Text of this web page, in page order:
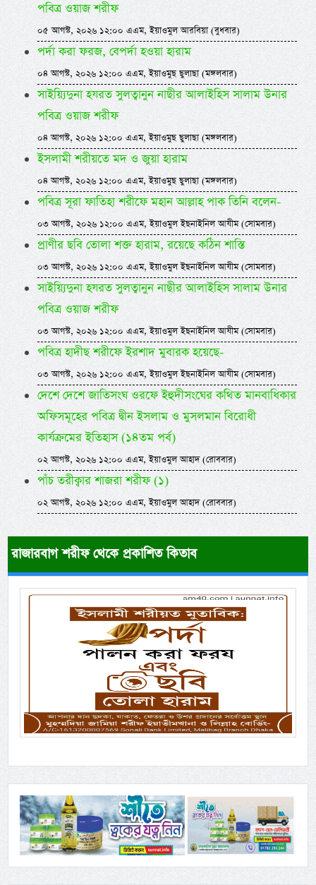
পবিত্র ওয়াজ শরীফ
০৫ আগস্ট, ২০২৬ ১২:০০ এএম, ইয়াওমুল আরবিয়া (বুধবার)
পর্দা করা ফরজ, বেপর্দা হওয়া হারাম
০৪ আগস্ট, ২০২৬ ১২:০০ এএম, ইয়াওমুছ ছুলাছা (মঙ্গলবার)
সাইয়্যিদুনা হযরত সুলত্বানুন নাছীর আলাইহিস সালাম উনার
পবিত্র ওয়াজ শরীফ
০৪ আগস্ট, ২০২৬ ১২:০০ এএম, ইয়াওমুছ ছুলাছা (মঙ্গলবার)
ইসলামী শরীয়তে মদ ও জুয়া হারাম
০৪ আগস্ট, ২০২৬ ১২:০০ এএম, ইয়াওমুছ ছুলাছা (মঙ্গলবার)
পবিত্র সূরা ফাতিহা শরীফে মহান আল্লাহ পাক তিনি বলেন-
০৩ আগস্ট, ২০২৬ ১২:০০ এএম, ইয়াওমুল ইছনাইনিল আযীম (সোমবার)
প্রাণীর ছবি তোলা শক্ত হারাম, রয়েছে কঠিন শাস্তি
০৩ আগস্ট, ২০২৬ ১২:০০ এএম, ইয়াওমুল ইছনাইনিল আযীম (সোমবার)
সাইয়্যিদুনা হযরত সুলত্বানুন নাছীর আলাইহিস সালাম উনার
পবিত্র ওয়াজ শরীফ
০৩ আগস্ট, ২০২৬ ১২:০০ এএম, ইয়াওমুল ইছনাইনিল আযীম (সোমবার)
পবিত্র হাদীছ শরীফে ইরশাদ মুবারক হয়েছে-
০৩ আগস্ট, ২০২৬ ১২:০০ এএম, ইয়াওমুল ইছনাইনিল আযীম (সোমবার)
দেশে দেশে জাতিসংঘ ওরফে ইহুদীসংঘের কথিত মানবাধিকার
অফিসমূহের পবিত্র দ্বীন ইসলাম ও মুসলমান বিরোধী
কার্যক্রমের ইতিহাস (১৪তম পর্ব)
০২ আগস্ট, ২০২৬ ১২:০০ এএম, ইয়াওমুল আহাদ (রোববার)
পাঁচ তরীক্বার শাজরা শরীফ (১)
০২ আগস্ট, ২০২৬ ১২:০০ এএম, ইয়াওমুল আহাদ (রোববার)
রাজারবাগ শরীফ থেকে প্রকাশিত কিতাব